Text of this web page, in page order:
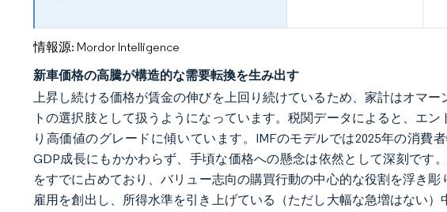
情報源: Mordor Intelligence
新車価格の高騰が構造的な需要転換を生み出す
上昇し続ける価格が賃金の伸びを上回り続けているため、家計はオマ
トの選択肢として扱うようになっています。税関データによると、エ
り高価値のグレードに傾いています。IMFのモデルでは2025年の消費
GDP成長にもかかわらず、手頃な価格への懸念は依然として深刻です
をすでに占めており、バリュー志向の購買行動の中心的な役割を浮き
雇用を創出し、所得水準を引き上げている（ただし大幅な急増はない